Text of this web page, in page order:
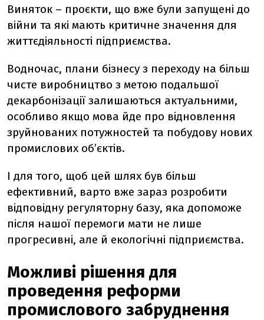
Виняток – проєкти, що вже були запущені до
війни та які мають критичне значення для
життєдіяльності підприємства.
Водночас, плани бізнесу з переходу на більш
чисте виробництво з метою подальшої
декарбонізації залишаються актуальними,
особливо якщо мова йде про відновлення
зруйнованих потужностей та побудову нових
промислових об’єктів.
І для того, щоб цей шлях був більш
ефективний, варто вже зараз розробити
відповідну регуляторну базу, яка допоможе
після нашої перемоги мати не лише
прогресивні, але й екологічні підприємства.
Можливі рішення для
проведення реформи
промислового забруднення